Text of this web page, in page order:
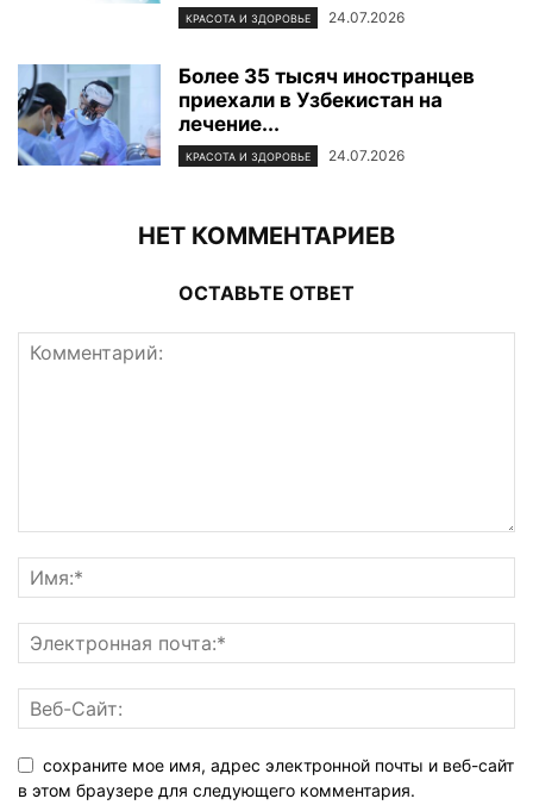
КРАСОТА И ЗДОРОВЬЕ 24.07.2026
Более 35 тысяч иностранцев
приехали в Узбекистан на
лечение...
КРАСОТА И ЗДОРОВЬЕ 24.07.2026
НЕТ КОММЕНТАРИЕВ
ОСТАВЬТЕ ОТВЕТ
сохраните мое имя, адрес электронной почты и веб-сайт
в этом браузере для следующего комментария.